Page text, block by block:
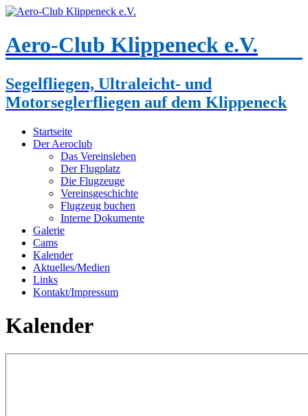
Aero-Club Klippeneck e.V.
Segelfliegen, Ultraleicht- und
Motorseglerfliegen auf dem Klippeneck
Startseite
Der Aeroclub
Das Vereinsleben
Der Flugplatz
Die Flugzeuge
Vereinsgeschichte
Flugzeug buchen
Interne Dokumente
Galerie
Cams
Kalender
Aktuelles/Medien
Links
Kontakt/Impressum
Kalender